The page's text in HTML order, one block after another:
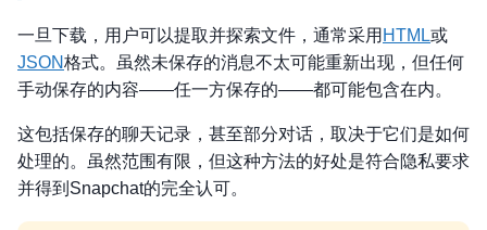
一旦下载，用户可以提取并探索文件，通常采用 HTML或
JSON格式。虽然未保存的消息不太可能重新出现，但任何
手动保存的内容——任一方保存的——都可能包含在内。
这包括保存的聊天记录，甚至部分对话，取决于它们是如何
处理的。虽然范围有限，但这种方法的好处是符合隐私要求
并得到Snapchat的完全认可。